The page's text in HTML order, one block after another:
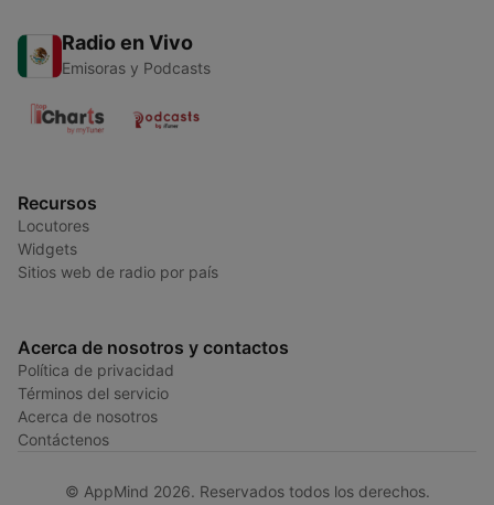
Radio en Vivo
Emisoras y Podcasts
Recursos
Locutores
Widgets
Sitios web de radio por país
Acerca de nosotros y contactos
Política de privacidad
Términos del servicio
Acerca de nosotros
Contáctenos
© AppMind 2026. Reservados todos los derechos.